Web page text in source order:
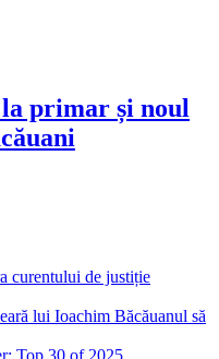
primar și noul
curentului de justiție
lui Ioachim Băcăuanul să
Top 30 of 2025